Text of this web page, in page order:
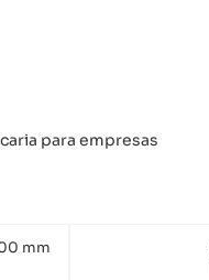
para empresas
mm